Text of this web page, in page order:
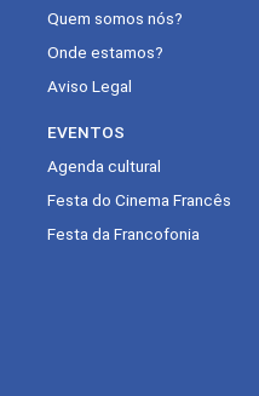
Quem somos nós?
Onde estamos?
Aviso Legal
EVENTOS
Agenda cultural
Festa do Cinema Francês
Festa da Francofonia